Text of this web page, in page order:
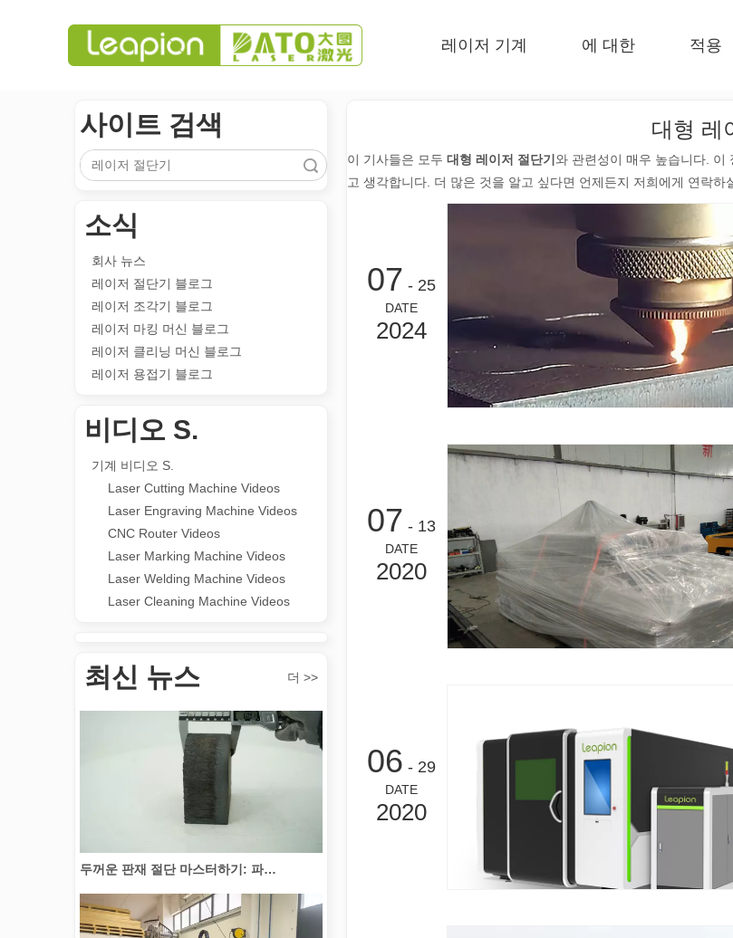
레이저 기계 에 대한 적용
사이트 검색
소식
회사 뉴스
레이저 절단기 블로그
레이저 조각기 블로그
레이저 마킹 머신 블로그
레이저 클리닝 머신 블로그
레이저 용접기 블로그
비디오 S.
기계 비디오 S.
Laser Cutting Machine Videos
Laser Engraving Machine Videos
CNC Router Videos
Laser Marking Machine Videos
Laser Welding Machine Videos
Laser Cleaning Machine Videos
최신 뉴스 더 >>
레이저 마킹 머신의 다목적 적용 s 및 뛰어난 기능은 현대식 제조 및 산업 환경으로, 레이저 마킹 머신은 필수적인
두꺼운 판재 절단 마스터하기: 파이버 레이저 절단기가 제조를 혁신하는 방법
대형 레
이 기사들은 모두 대형 레이저 절단기 와 관련성이 매우 높습니다. 이
고 생각합니다. 더 많은 것을 알고 싶다면 언제든지 저희에게 연락
07 - 25
DATE
2024
07 - 13
DATE
2020
06 - 29
DATE
2020